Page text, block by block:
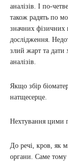
аналізів. І по-
також радять по
значних фізичних
дослідження.
злий жарт та дати
аналізів.
Якщо збір
натщесерце.
Нехтування цими
До речі, кров, як
органи. Саме тому